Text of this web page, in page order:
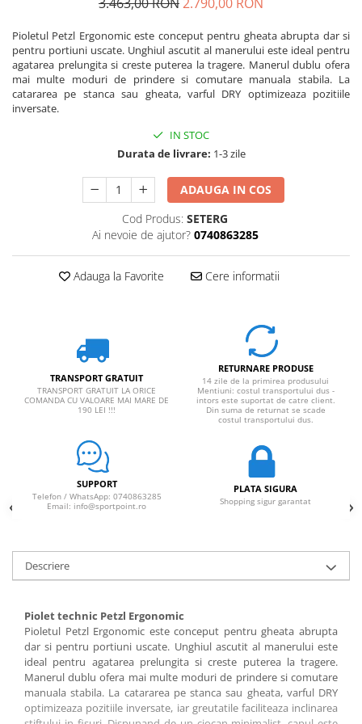
Pioletul Petzl Ergonomic este conceput pentru gheata abrupta dar si
pentru portiuni uscate. Unghiul ascutit al manerului este ideal pentru
agatarea prelungita si creste puterea la tragere. Manerul dublu ofera
mai multe moduri de prindere si comutare manuala stabila. La
catararea pe stanca sau gheata, varful DRY optimizeaza pozitiile
inversate.
IN STOC
Durata de livrare: 1-3 zile
ADAUGA IN COS
Cod Produs: SETERG
Ai nevoie de ajutor? 0740863285
Adauga la Favorite Cere informatii
TRANSPORT GRATUIT
TRANSPORT GRATUIT LA ORICE
COMANDA CU VALOARE MAI MARE DE
190 LEI !!!
RETURNARE PRODUSE
14 zile de la primirea produsului
Mentiuni: costul transportului dus -
intors este suportat de catre client.
Din suma de returnat se scade
costul transportului dus.
SUPPORT
Telefon / WhatsApp: 0740863285
Email: info@sportpoint.ro
PLATA SIGURA
Shopping sigur garantat
Descriere
Piolet technic Petzl Ergonomic
Pioletul Petzl Ergonomic este conceput pentru gheata abrupta
dar si pentru portiuni uscate. Unghiul ascutit al manerului este
ideal pentru agatarea prelungita si creste puterea la tragere.
Manerul dublu ofera mai multe moduri de prindere si comutare
manuala stabila. La catararea pe stanca sau gheata, varful DRY
optimizeaza pozitiile inversate, iar greutatile faciliteaza inclinarea